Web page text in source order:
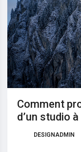
Comment
d’un studio
DESIGNADMIN